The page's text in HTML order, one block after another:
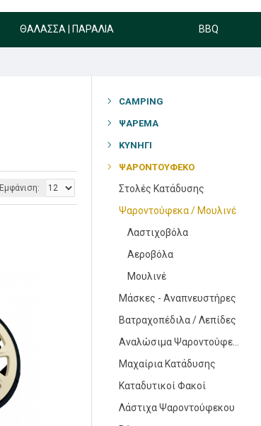
ΘΆΛΑΣΣΑ | ΠΑΡΑΛΊΑ BBQ
Εμφάνιση:
CAMPING
ΨΆΡΕΜΑ
ΚΥΝΉΓΙ
ΨΑΡΟΝΤΟΎΦΕΚΟ
Στολές Κατάδυσης
Ψαροντούφεκα / Μουλινέ
Λαστιχοβόλα
Αεροβόλα
Μουλινέ
Μάσκες - Αναπνευστήρες
Βατραχοπέδιλα / Λεπίδες
Μαχαίρια Κατάδυσης
Καταδυτικοί Φακοί
Λάστιχα Ψαροντούφεκου